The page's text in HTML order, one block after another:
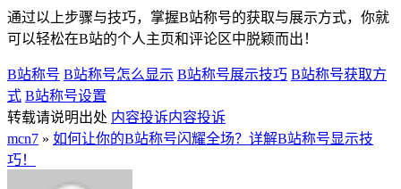
通过以上步骤与技巧，掌握B站称号的获取与展示方式，你就
可以轻松在B站的个人主页和评论区中脱颖而出！
B站称号 B站称号怎么显示 B站称号展示技巧 B站称号获取方
式 B站称号设置
转载请说明出处 内容投诉内容投诉
mcn7 » 如何让你的B站称号闪耀全场？详解B站称号显示技
巧！